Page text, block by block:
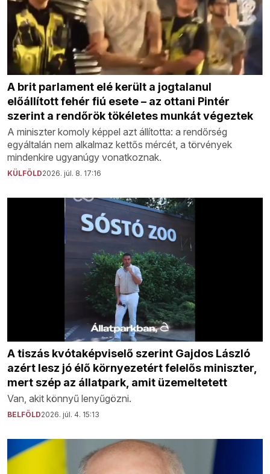
A brit parlament elé került a jogtalanul
előállított fehér fiú esete – az ottani Pintér
szerint a rendőrök tökéletes munkát végeztek
A miniszter komoly képpel azt állította: a rendőrség
egyáltalán nem alkalmaz kettős mércét, a törvények
mindenkire ugyanúgy vonatkoznak.
KÜLFÖLD2026. júl. 8. 17:16
A tiszás kvótaképviselő szerint Gajdos László
azért lesz jó élő környezetért felelős miniszter,
mert szép az állatpark, amit üzemeltetett
Van, akit könnyű lenyűgözni.
BELFÖLD2026. júl. 4. 15:13